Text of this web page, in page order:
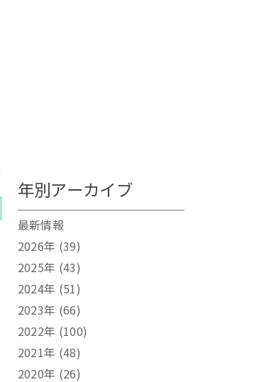
年別アーカイブ
最新情報
2026年 (39)
2025年 (43)
2024年 (51)
2023年 (66)
2022年 (100)
2021年 (48)
2020年 (26)